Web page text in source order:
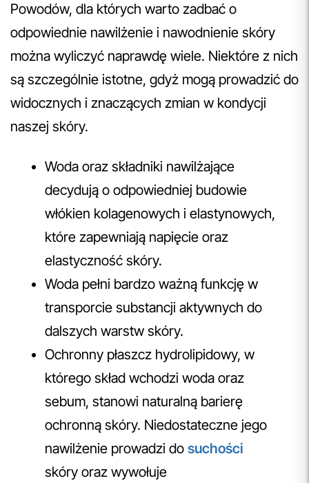
Powodów, dla których warto zadbać o
odpowiednie nawilżenie i nawodnienie skóry
można wyliczyć naprawdę wiele. Niektóre z nich
są szczególnie istotne, gdyż mogą prowadzić do
widocznych i znaczących zmian w kondycji
naszej skóry.
Woda oraz składniki nawilżające
decydują o odpowiedniej budowie
włókien kolagenowych i elastynowych,
które zapewniają napięcie oraz
elastyczność skóry.
Woda pełni bardzo ważną funkcję w
transporcie substancji aktywnych do
dalszych warstw skóry.
Ochronny płaszcz hydrolipidowy, w
którego skład wchodzi woda oraz
sebum, stanowi naturalną barierę
ochronną skóry. Niedostateczne jego
nawilżenie prowadzi do suchości
skóry oraz wywołuje